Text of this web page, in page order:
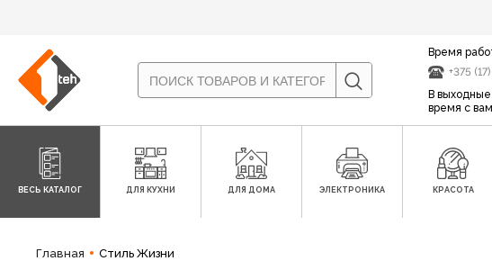
Время
+375 (17)
В выходные
время с
ВЕСЬ КАТАЛОГ ДЛЯ КУХНИ ДЛЯ ДОМА ЭЛЕКТРОНИКА КРАСОТА
Главная Стиль Жизни